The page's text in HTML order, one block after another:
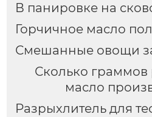
В панировке на
Горчичное масло
Смешанные овощи
Сколько граммов
масло
Разрыхлитель для